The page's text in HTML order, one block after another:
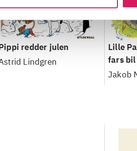
redder julen
Lindgren
Lille
fars bil
Jakob